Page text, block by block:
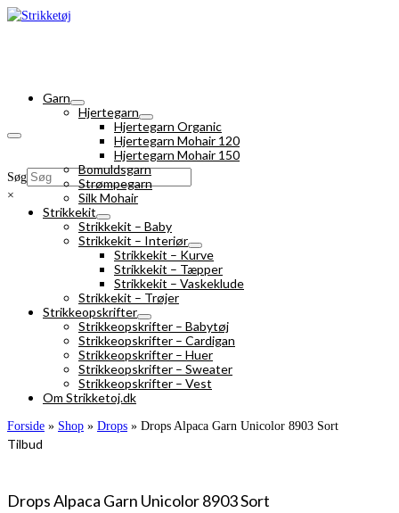
Søg
×
Garn
Hjertegarn
Hjertegarn Organic
Hjertegarn Mohair 120
Hjertegarn Mohair 150
Bomuldsgarn
Strømpegarn
Silk Mohair
Strikkekit
Strikkekit – Baby
Strikkekit – Interiør
Strikkekit – Kurve
Strikkekit – Tæpper
Strikkekit – Vaskeklude
Strikkekit – Trøjer
Strikkeopskrifter
Strikkeopskrifter – Babytøj
Strikkeopskrifter – Cardigan
Strikkeopskrifter – Huer
Strikkeopskrifter – Sweater
Strikkeopskrifter – Vest
Om Strikketoj.dk
Forside » Shop » Drops » Drops Alpaca Garn Unicolor 8903 Sort
Tilbud
Drops Alpaca Garn Unicolor 8903 Sort